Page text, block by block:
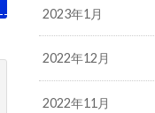
2023年1月
2022年12月
2022年11月